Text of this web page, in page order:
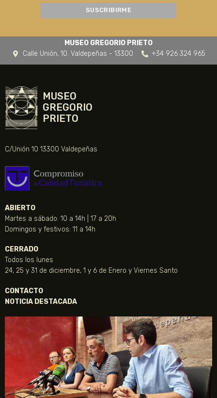
MUSEO GREGORIO PRIETO
Calle Unión, 10. Valdepeñas - 13300
+34 926 324 965
MUSEO
GREGORIO
PRIETO
C/Unión 10 13300 Valdepeñas
ABIERTO
Martes a sábado: 10 a 14h | 17 a 20h
Domingos y festivos: 11 a 14h
CERRADO
Todos los lunes
24, 25 y 31 de diciembre, 1 y 6 de Enero y Viernes Santo
CONTACTO
NOTICIA DESTACADA